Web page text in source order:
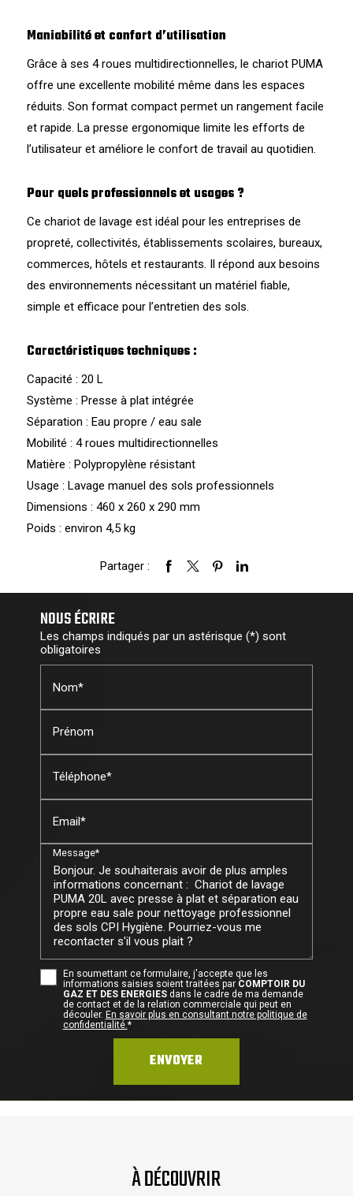
Maniabilité et confort d’utilisation
Grâce à ses 4 roues multidirectionnelles, le chariot PUMA
offre une excellente mobilité même dans les espaces
réduits. Son format compact permet un rangement facile
et rapide. La presse ergonomique limite les efforts de
l’utilisateur et améliore le confort de travail au quotidien.
Pour quels professionnels et usages ?
Ce chariot de lavage est idéal pour les entreprises de
propreté, collectivités, établissements scolaires, bureaux,
commerces, hôtels et restaurants. Il répond aux besoins
des environnements nécessitant un matériel fiable,
simple et efficace pour l’entretien des sols.
Caractéristiques techniques :
Capacité : 20 L
Système : Presse à plat intégrée
Séparation : Eau propre / eau sale
Mobilité : 4 roues multidirectionnelles
Matière : Polypropylène résistant
Usage : Lavage manuel des sols professionnels
Dimensions : 460 x 260 x 290 mm
Poids : environ 4,5 kg
Partager :
NOUS ÉCRIRE
Les champs indiqués par un astérisque (*) sont
obligatoires
Nom*
Prénom
Téléphone*
Email*
Message*
En soumettant ce formulaire, j'accepte que les
informations saisies soient traitées par COMPTOIR DU
GAZ ET DES ENERGIESdans le cadre de ma demande
de contact et de la relation commerciale qui peut en
découler. En savoir plus en consultant notre politique de
confidentialité.*
À DÉCOUVRIR